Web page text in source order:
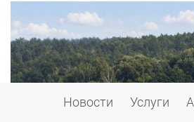
Новости Услуги